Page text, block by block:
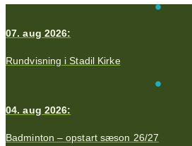
07. aug 2026:
Rundvisning i Stadil Kirke
04. aug 2026:
Badminton – opstart sæson 26/27